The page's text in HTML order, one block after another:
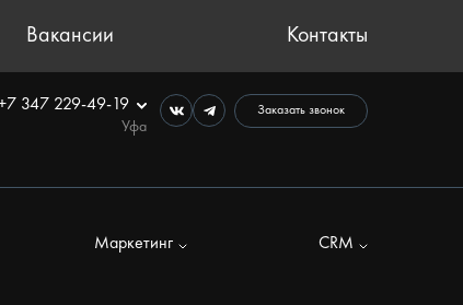
Вакансии Контакты
347 229-49-19
Уфа
Заказать звонок
Маркетинг CRM